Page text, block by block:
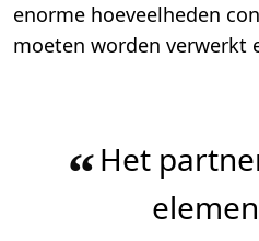
enorme hoeveelheden
moeten worden verwerkt
“Het